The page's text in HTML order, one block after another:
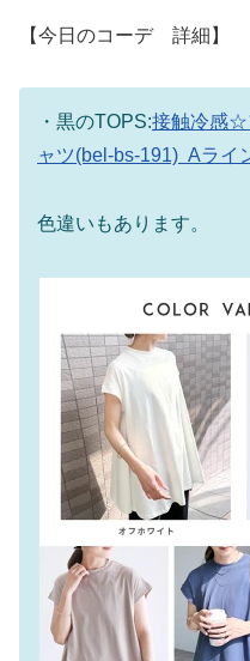
【今日のコーデ 詳細】
・黒のTOPS:接触冷感☆
ャツ(bel-bs-191) Aライ
色違いもあります。